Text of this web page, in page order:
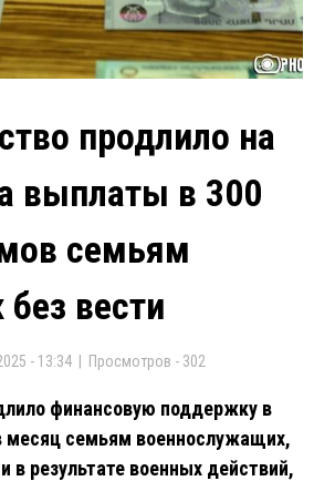
продлило на
выплаты в 300
семьям
вести
- 13:34 | Просмотров - 302
финансовую поддержку в
месяц семьям военнослужащих,
в результате военных действий,